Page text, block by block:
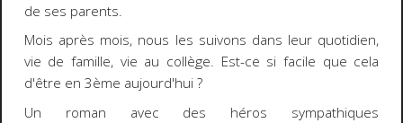
de ses parents.
Mois après mois, nous les suivons dans leur quotidien,
vie de famille, vie au collège. Est-ce si facile que cela
d'être en 3ème aujourd'hui ?
Un roman avec des héros sympathiques